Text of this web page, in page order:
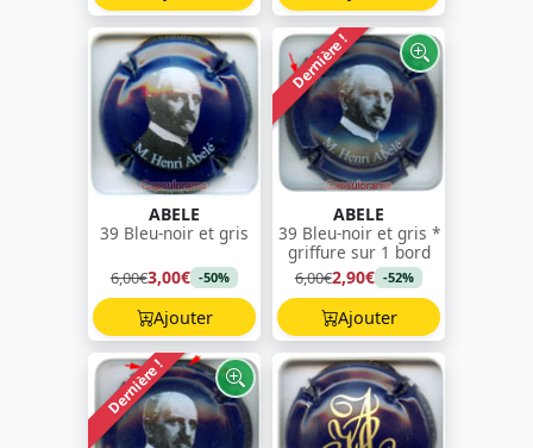
ABELE
39 Bleu-noir et gris
6,00€3,00€ -50%
Ajouter
Dernière !
ABELE
39 Bleu-noir et gris *
griffure sur 1 bord
6,00€2,90€ -52%
Ajouter
Dernière !